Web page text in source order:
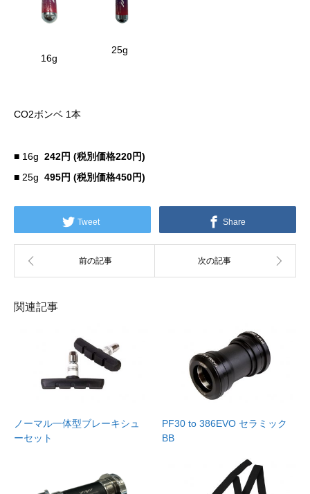
16g
25g
CO2ボンベ 1本
■ 16g 242円 (税別価格220円)
■ 25g 495円 (税別価格450円)
Tweet Share
関連記事
ノーマル一体型ブレーキシュ
ーセット
PF30 to 386EVO セラミック
BB